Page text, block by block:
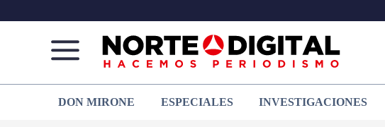
de
que
DON MIRONE ESPECIALES INVESTIGACIONES